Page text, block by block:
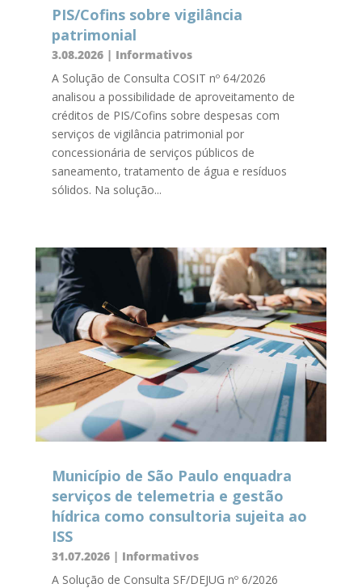
PIS/Cofins sobre vigilância
patrimonial
3.08.2026| Informativos
A Solução de Consulta COSIT nº 64/2026
analisou a possibilidade de aproveitamento de
créditos de PIS/Cofins sobre despesas com
serviços de vigilância patrimonial por
concessionária de serviços públicos de
saneamento, tratamento de água e resíduos
sólidos. Na solução...
Município de São Paulo enquadra
serviços de telemetria e gestão
hídrica como consultoria sujeita ao
ISS
31.07.2026| Informativos
A Solução de Consulta SF/DEJUG nº 6/2026